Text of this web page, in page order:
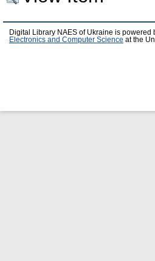
Digital Library NAES of Ukraine is powered
Electronics and Computer Science at the